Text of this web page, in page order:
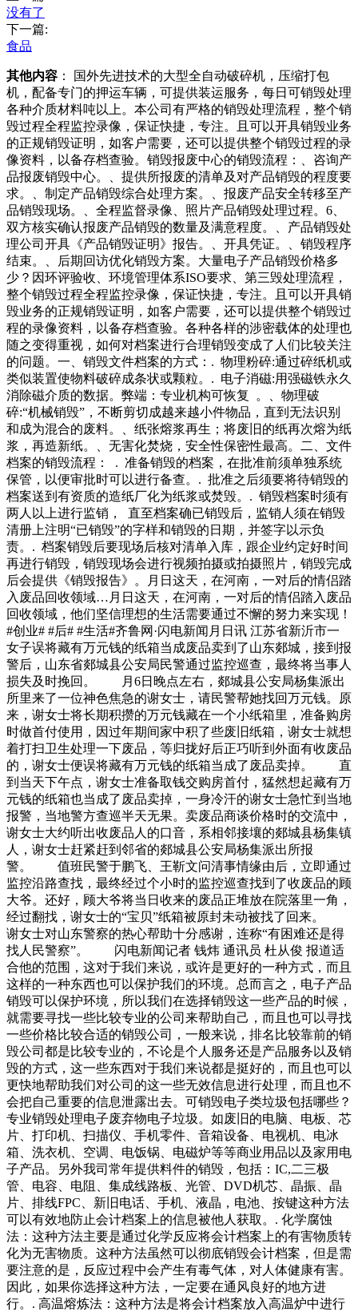
没有了
下一篇:
食品
其他内容 ： 国外先进技术的大型全自动破碎机，压缩打包
机，配备专门的押运车辆，可提供装运服务，每日可销毁处理
各种介质材料吨以上。本公司有严格的销毁处理流程，整个销
毁过程全程监控录像，保证快捷，专注。且可以开具销毁业务
的正规销毁证明，如客户需要，还可以提供整个销毁过程的录
像资料，以备存档查验。销毁报废中心的销毁流程：、咨询产
品报废销毁中心。、提供所报废的清单及对产品销毁的程度要
求。、制定产品销毁综合处理方案。、报废产品安全转移至产
品销毁现场。、全程监督录像、照片产品销毁处理过程。6、
双方核实确认报废产品销毁的数量及满意程度。、产品销毁处
理公司开具《产品销毁证明》报告。、开具凭证。、销毁程序
结束。、后期回访优化销毁方案。大量电子产品销毁价格多
少？因环评验收、环境管理体系ISO要求、第三毁处理流程，
整个销毁过程全程监控录像，保证快捷，专注。且可以开具销
毁业务的正规销毁证明，如客户需要，还可以提供整个销毁过
程的录像资料，以备存档查验。各种各样的涉密载体的处理也
随之变得重视，如何对档案进行合理销毁变成了人们比较关注
的问题。一、销毁文件档案的方式：. 物理粉碎:通过碎纸机或
类似装置使物料破碎成条状或颗粒。. 电子消磁:用强磁铁永久
消除磁介质的数据。弊端：专业机构可恢复 。、物理破
碎:“机械销毁”，不断剪切成越来越小件物品，直到无法识别
和成为混合的废料。、纸张熔浆再生；将废旧的纸再次熔为纸
浆，再造新纸。、无害化焚烧，安全性保密性最高。二、文件
档案的销毁流程： . 准备销毁的档案，在批准前须单独系统
保管，以便审批时可以进行备查。. 批准之后须要将待销毁的
档案送到有资质的造纸厂化为纸浆或焚毁。. 销毁档案时须有
两人以上进行监销， 直至档案确已销毁后，监销人须在销毁
清册上注明“已销毁”的字样和销毁的日期，并签字以示负
责。. 档案销毁后要现场后核对清单入库，跟企业约定好时间
再进行销毁，销毁现场会进行视频拍摄或拍摄照片，销毁完成
后会提供《销毁报告》。月日这天，在河南，一对后的情侣踏
入废品回收领域…月日这天，在河南，一对后的情侣踏入废品
回收领域，他们坚信理想的生活需要通过不懈的努力来实现！
#创业# #后# #生活#齐鲁网·闪电新闻月日讯 江苏省新沂市一
女子误将藏有万元钱的纸箱当成废品卖到了山东郯城，接到报
警后，山东省郯城县公安局民警通过监控巡查，最终将当事人
损失及时挽回。 月6日晚点左右，郯城县公安局杨集派出
所里来了一位神色焦急的谢女士，请民警帮她找回万元钱。原
来，谢女士将长期积攒的万元钱藏在一个小纸箱里，准备购房
时做首付使用，因过年期间家中积了些废旧纸箱，谢女士就想
着打扫卫生处理一下废品，等归拢好后正巧听到外面有收废品
的，谢女士便误将藏有万元钱的纸箱当成了废品卖掉。 直
到当天下午点，谢女士准备取钱交购房首付，猛然想起藏有万
元钱的纸箱也当成了废品卖掉，一身冷汗的谢女士急忙到当地
报警，当地警方查巡半天无果。卖废品商谈价格时的交流中，
谢女士大约听出收废品人的口音，系相邻接壤的郯城县杨集镇
人，谢女士赶紧赶到邻省的郯城县公安局杨集派出所报
警。 值班民警于鹏飞、王靳文问清事情缘由后，立即通过
监控沿路查找，最终经过个小时的监控巡查找到了收废品的顾
大爷。还好，顾大爷将当日收来的废品正堆放在院落里一角，
经过翻找，谢女士的“宝贝”纸箱被原封未动被找了回来。
谢女士对山东警察的热心帮助十分感谢，连称“有困难还是得
找人民警察”。 闪电新闻记者 钱炜 通讯员 杜从俊 报道适
合他的范围，这对于我们来说，或许是更好的一种方式，而且
这样的一种东西也可以保护我们的环境。总而言之，电子产品
销毁可以保护环境，所以我们在选择销毁这一些产品的时候，
就需要寻找一些比较专业的公司来帮助自己，而且也可以寻找
一些价格比较合适的销毁公司，一般来说，排名比较靠前的销
毁公司都是比较专业的，不论是个人服务还是产品服务以及销
毁的方式，这一些东西对于我们来说都是挺好的，而且也可以
更快地帮助我们对公司的这一些无效信息进行处理，而且也不
会把自己重要的信息泄露出去。可销毁电子类垃圾包括哪些？
专业销毁处理电子废弃物电子垃圾。如废旧的电脑、电板、芯
片、打印机、扫描仪、手机零件、音箱设备、电视机、电冰
箱、洗衣机、空调、电饭锅、电磁炉等等商业用品以及家用电
子产品。另外我司常年提供料件的销毁，包括：IC,二三极
管、电容、电阻、集成线路板、光管、DVD机芯、晶振、晶
片、排线FPC、新旧电话、手机、液晶，电池、按键这种方法
可以有效地防止会计档案上的信息被他人获取。. 化学腐蚀
法：这种方法主要是通过化学反应将会计档案上的有害物质转
化为无害物质。这种方法虽然可以彻底销毁会计档案，但是需
要注意的是，反应过程中会产生有毒气体，对人体健康有害。
因此，如果你选择这种方法，一定要在通风良好的地方进
行。. 高温熔炼法：这种方法是将会计档案放入高温炉中进行